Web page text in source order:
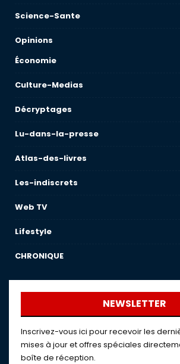
Science-Sante
Opinions
Économie
Culture-Medias
Décryptages
Lu-dans-la-presse
Atlas-des-livres
Les-indiscrets
Web TV
Lifestyle
CHRONIQUE
NEWSLETTER
Inscrivez-vous ici pour recevoir les
mises à jour et offres spéciales
boîte de réception.